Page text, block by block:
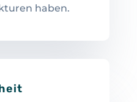
haben.